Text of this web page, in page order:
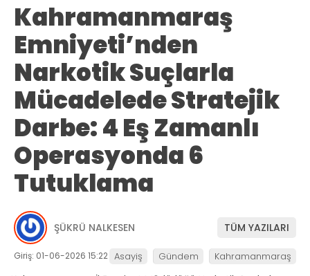
Kahramanmaraş
Emniyeti’nden
Narkotik Suçlarla
Mücadelede Stratejik
Darbe: 4 Eş Zamanlı
Operasyonda 6
Tutuklama
ŞÜKRÜ NALKESEN TÜM YAZILARI
Giriş: 01-06-2026 15:22 Asayiş Gündem Kahramanmaraş